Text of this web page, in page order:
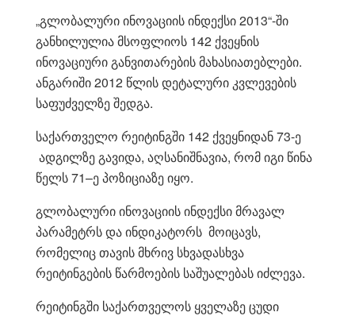
„გლობალური ინოვაციის ინდექსი 2013“-ში
განხილულია მსოფლიოს 142 ქვეყნის
ინოვაციური განვითარების მახასიათებლები.
ანგარიში 2012 წლის დეტალური კვლევების
საფუძველზე შედგა.
საქართველო რეიტინგში 142 ქვეყნიდან 73-ე
ადგილზე გავიდა, აღსანიშნავია, რომ იგი წინა
წელს 71–ე პოზიციაზე იყო.
გლობალური ინოვაციის ინდექსი მრავალ
პარამეტრს და ინდიკატორს მოიცავს,
რომელიც თავის მხრივ სხვადასხვა
რეიტინგების წარმოების საშუალებას იძლევა.
რეიტინგში საქართველოს ყველაზე ცუდი